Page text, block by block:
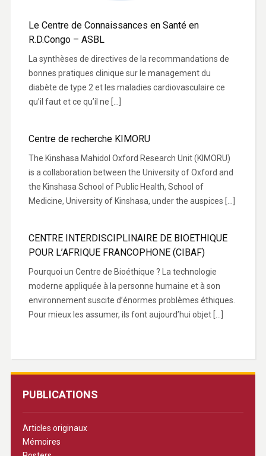
PUBLICATIONS
Articles originaux
Mémoires
Le Centre de Connaissances en Santé en
R.D.Congo – ASBL
La synthèses de directives de la recommandations de
bonnes pratiques clinique sur le management du
diabète de type 2 et les maladies cardiovasculaire ce
qu’il faut et ce qu’il ne […]
Centre de recherche KIMORU
The Kinshasa Mahidol Oxford Research Unit (KIMORU)
is a collaboration between the University of Oxford and
the Kinshasa School of Public Health, School of
Medicine, University of Kinshasa, under the auspices […]
CENTRE INTERDISCIPLINAIRE DE BIOETHIQUE
POUR L’AFRIQUE FRANCOPHONE (CIBAF)
Pourquoi un Centre de Bioéthique ? La technologie
moderne appliquée à la personne humaine et à son
environnement suscite d’énormes problèmes éthiques.
Pour mieux les assumer, ils font aujourd’hui objet […]